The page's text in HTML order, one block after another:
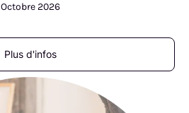
Octobre 2026
Plus d'infos